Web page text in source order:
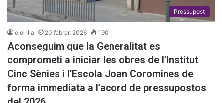
Pressupost
eloi illa 20 febrer, 2026 190
Aconseguim que la Generalitat es
comprometi a iniciar les obres de l’Institut
Cinc Sènies i l’Escola Joan Coromines de
forma immediata a l’acord de pressupostos